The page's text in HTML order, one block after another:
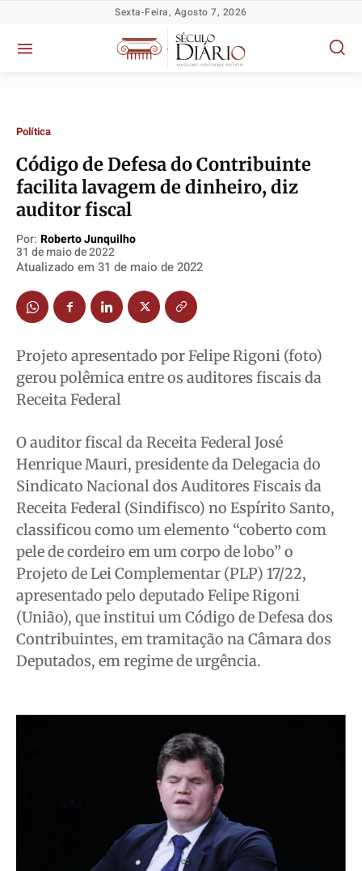
Política
Socioeconômicas
TV Século
Justiça
Segurança
Meio Ambiente
Cidades
Direitos
Economia
Cultura
Colunas
Gustavo Bastos
Jr Mignone (in memorian)
Wanda Sily
Política
Socioeconômicas
TV Século
Justiça
Segurança
Meio Ambiente
Cidades
Direitos
Economia
Cultura
Colunas
Gustavo Bastos
Jr Mignone (in memorian)
Wanda Sily
Política
Socioeconômicas
TV Século
Justiça
Segurança
Meio Ambiente
Cidades
Direitos
Economia
Cultura
Colunas
Gustavo Bastos
Jr Mignone (in memorian)
Wanda Sily
Política
Socioeconômicas
TV Século
Justiça
Segurança
Meio Ambiente
Cidades
Direitos
Economia
Cultura
Colunas
Gustavo Bastos
Jr Mignone (in memorian)
Wanda Sily
Sexta-Feira, Agosto 7, 2026
Política
Código de Defesa do Contribuinte
facilita lavagem de dinheiro, diz
auditor fiscal
Por: Roberto Junquilho
31 de maio de 2022
Atualizado em 31 de maio de 2022
Projeto apresentado por Felipe Rigoni (foto)
gerou polêmica entre os auditores fiscais da
Receita Federal
O auditor fiscal da Receita Federal José
Henrique Mauri, presidente da Delegacia do
Sindicato Nacional dos Auditores Fiscais da
Receita Federal (Sindifisco) no Espírito Santo,
classificou como um elemento “coberto com
pele de cordeiro em um corpo de lobo” o
Projeto de Lei Complementar (PLP) 17/22,
apresentado pelo deputado Felipe Rigoni
(União), que institui um Código de Defesa dos
Contribuintes, em tramitação na Câmara dos
Deputados, em regime de urgência.